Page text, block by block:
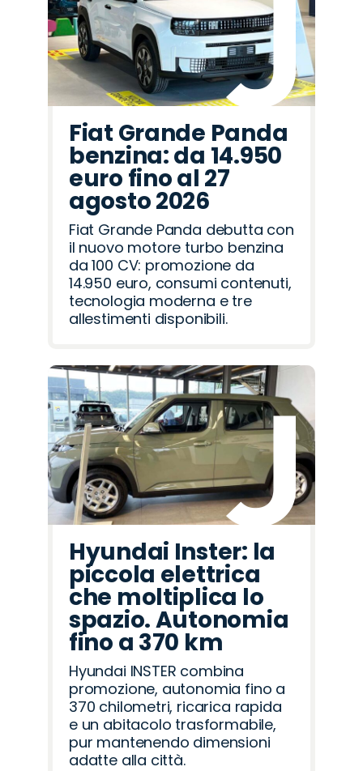
Fiat Grande Panda
benzina: da 14.950
euro fino al 27
agosto 2026
Fiat Grande Panda debutta con
il nuovo motore turbo benzina
da 100 CV: promozione da
14.950 euro, consumi contenuti,
tecnologia moderna e tre
allestimenti disponibili.
Hyundai Inster: la
piccola elettrica
che moltiplica lo
spazio. Autonomia
fino a 370 km
Hyundai INSTER combina
promozione, autonomia fino a
370 chilometri, ricarica rapida
e un abitacolo trasformabile,
pur mantenendo dimensioni
adatte alla città.